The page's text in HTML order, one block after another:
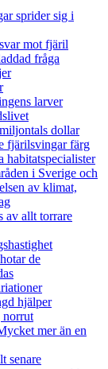
sprider sig i
mot fjäril
fråga
larver
dollar
fjärilsvingar färg
habitatspecialister
i Sverige och
av klimat,
av allt torrare
de
hjälper
norrut
mer än en
senare